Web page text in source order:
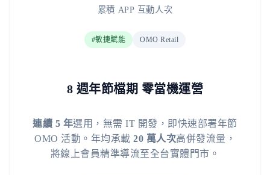
累積 APP 互動人次
#敏捷賦能 OMO Retail
8 週年節檔期 零當機運營
連續 5 年選用，無需 IT 開發，即快速部署年節
OMO 活動。年均承載 20 萬人次高併發流量，
將線上會員精準導流至全台實體門市。